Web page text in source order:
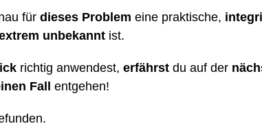
für dieses Problem eine praktische,
unbekanntist.
richtig anwendest, erfährstdu auf der
Fall entgehen!